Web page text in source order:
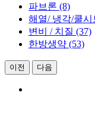
파브론 (8)
해열/ 냉각/쿨시
변비 / 치질 (37)
한방생약 (53)
이전 다음